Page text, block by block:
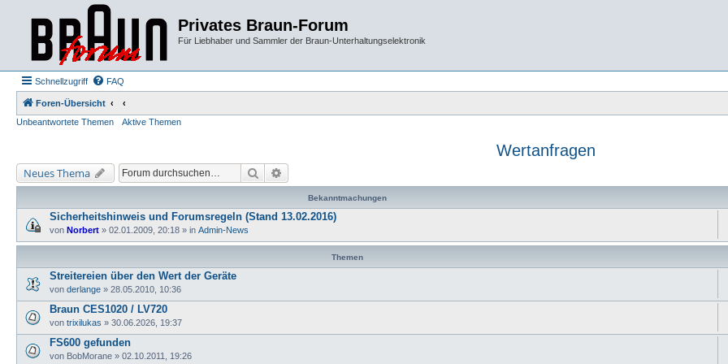
Privates Braun-Forum
Für Liebhaber und Sammler der Braun-Unterhaltungselektronik
Schnellzugriff FAQ
Foren-Übersicht
Unbeantwortete Themen
Aktive Themen
Wertanfragen
Neues Thema Suche
Bekanntmachungen
Sicherheitshinweis und Forumsregeln (Stand 13.02.2016)
von Norbert » 02.01.2009, 20:18 » in Admin-News
Themen
Streitereien über den Wert der Geräte
von derlange » 28.05.2010, 10:36
Braun CES1020 / LV720
von trixilukas » 30.06.2026, 19:37
FS600 gefunden
von BobMorane » 02.10.2011, 19:26